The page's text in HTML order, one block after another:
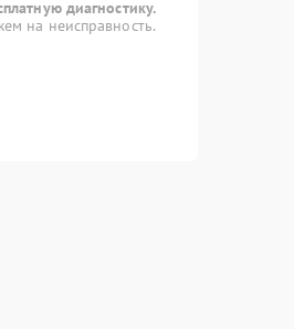
диагностику.
на неисправность.